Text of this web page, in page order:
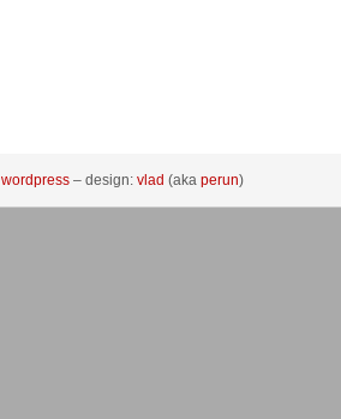
wordpress – design: vlad (aka perun)